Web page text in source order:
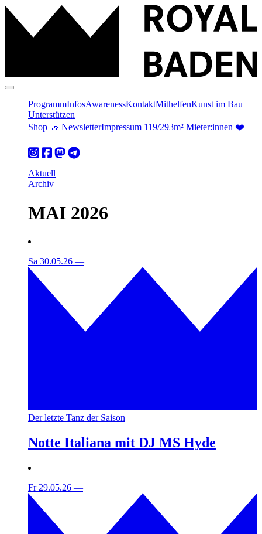
ProgrammInfosAwarenessKontaktMithelfenKunst im Bau
Unterstützen
Shop 🧢 NewsletterImpressum 119/293m² Mieter:innen ❤️
Aktuell
Archiv
MAI 2026
Sa 30.05.26 —
Der letzte Tanz der Saison
Notte Italiana mit DJ MS Hyde
Fr 29.05.26 —